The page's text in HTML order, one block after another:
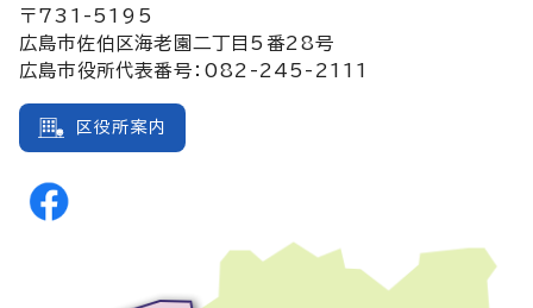
〒731-5195
広島市佐伯区海老園二丁目5番28号
広島市役所代表番号：082-245-2111
区役所案内